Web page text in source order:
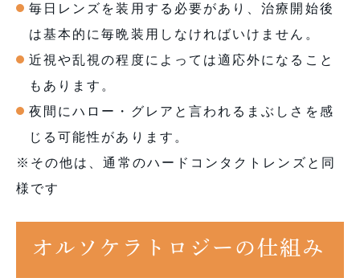
毎日レンズを装用する必要があり、治療開始後
は基本的に毎晩装用しなければいけません。
近視や乱視の程度によっては適応外になること
もあります。
夜間にハロー・グレアと言われるまぶしさを感
じる可能性があります。
※その他は、通常のハードコンタクトレンズと同
様です
オルソケラトロジーの仕組み